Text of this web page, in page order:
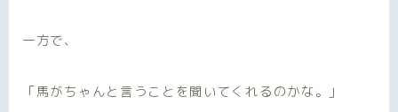
一方で、
「馬がちゃんと言うことを聞いてくれるのかな。」